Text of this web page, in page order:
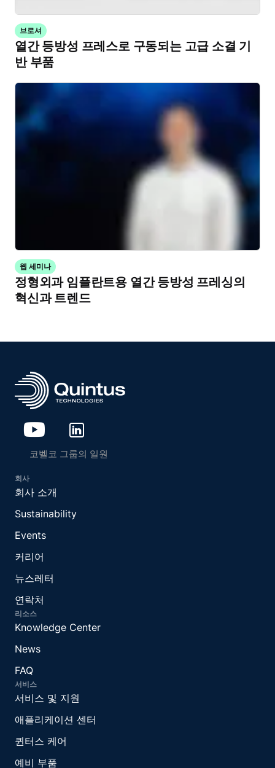
브로셔
열간 등방성 프레스로 구동되는 고급 소결 기
반 부품
웹 세미나
정형외과 임플란트용 열간 등방성 프레싱의
혁신과 트렌드
코벨코 그룹의 일원
회사
회사 소개
Sustainability
Events
커리어
뉴스레터
연락처
리소스
Knowledge Center
News
FAQ
서비스
서비스 및 지원
애플리케이션 센터
퀸터스 케어
예비 부품